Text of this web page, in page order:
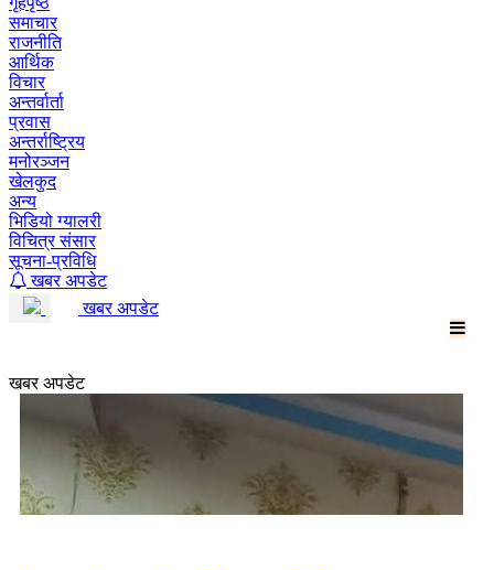
समाचार
राजनीति
आर्थिक
विचार
अन्तर्वार्ता
प्रवास
अन्तर्राष्ट्रिय
मनोरञ्जन
खेलकुद
अन्य
भिडियो ग्यालरी
विचित्र संसार
सूचना-प्रविधि
खबर अपडेट
खबर अपडेट
खबर अपडेट